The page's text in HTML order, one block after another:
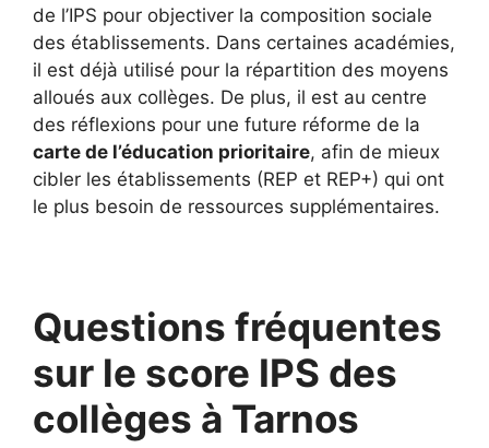
de l’IPS pour objectiver la composition sociale
des établissements. Dans certaines académies,
il est déjà utilisé pour la répartition des moyens
alloués aux collèges. De plus, il est au centre
des réflexions pour une future réforme de la
carte de l’éducation prioritaire, afin de mieux
cibler les établissements (REP et REP+) qui ont
le plus besoin de ressources supplémentaires.
Questions fréquentes
sur le score IPS des
collèges à Tarnos